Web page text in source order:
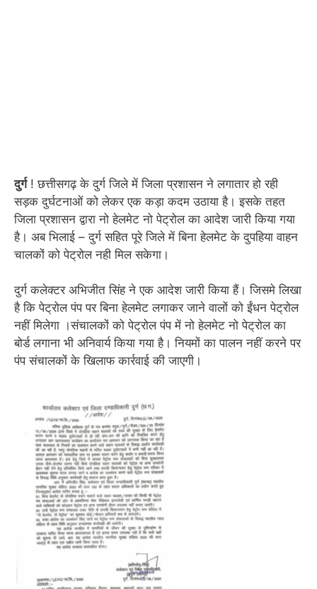
दुर्ग! छत्तीसगढ़ के दुर्ग जिले में जिला प्रशासन ने लगातार हो रही
सड़क दुर्घटनाओं को लेकर एक कड़ा कदम उठाया है। इसके तहत
जिला प्रशासन द्वारा नो हेलमेट नो पेट्रोल का आदेश जारी किया गया
है। अब भिलाई – दुर्ग सहित पूरे जिले में बिना हेलमेट के दुपहिया वाहन
चालकों को पेट्रोल नही मिल सकेगा।
दुर्ग कलेक्टर अभिजीत सिंह ने एक आदेश जारी किया हैं। जिसमे लिखा
है कि पेट्रोल पंप पर बिना हेलमेट लगाकर जाने वालों को ईंधन पेट्रोल
नहीं मिलेगा ।संचालकों को पेट्रोल पंप में नो हेलमेट नो पेट्रोल का
बोर्ड लगाना भी अनिवार्य किया गया है। नियमों का पालन नहीं करने पर
पंप संचालकों के खिलाफ कार्रवाई की जाएगी।